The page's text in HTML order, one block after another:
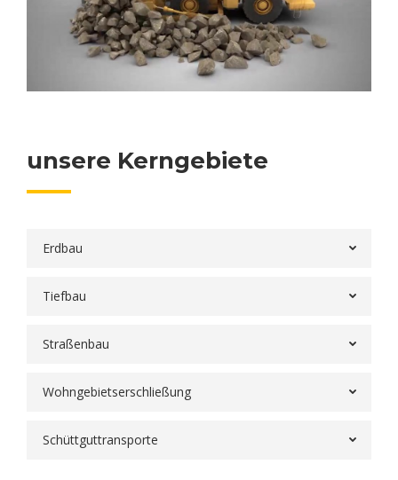
unsere Kerngebiete
Erdbau
Tiefbau
Straßenbau
Wohngebietserschließung
Schüttguttransporte